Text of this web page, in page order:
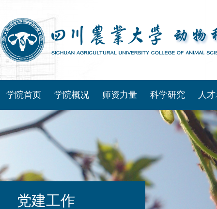
学院首页 学院概况 师资力量 科学研究 人
党建工作